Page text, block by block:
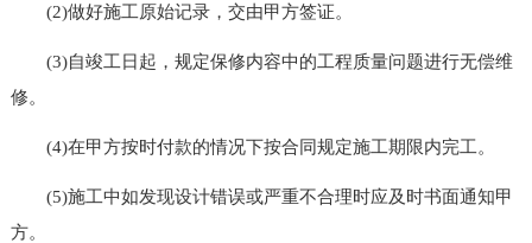
(2)做好施工原始记录，交由甲方签证。
(3)自竣工日起，规定保修内容中的工程质量问题进行无偿维
修。
(4)在甲方按时付款的情况下按合同规定施工期限内完工。
(5)施工中如发现设计错误或严重不合理时应及时书面通知甲
方。